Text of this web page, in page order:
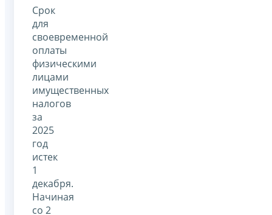
Срок
для
своевременной
оплаты
физическими
лицами
имущественных
налогов
за
2025
год
истек
1
декабря.
Начиная
со 2